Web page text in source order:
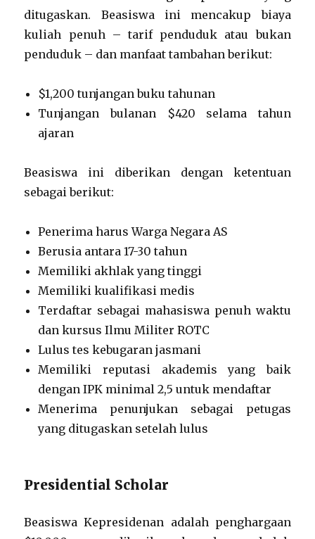
ditugaskan. Beasiswa ini mencakup biaya
kuliah penuh – tarif penduduk atau bukan
penduduk – dan manfaat tambahan berikut:
$1,200 tunjangan buku tahunan
Tunjangan bulanan $420 selama tahun
ajaran
Beasiswa ini diberikan dengan ketentuan
sebagai berikut:
Penerima harus Warga Negara AS
Berusia antara 17-30 tahun
Memiliki akhlak yang tinggi
Memiliki kualifikasi medis
Terdaftar sebagai mahasiswa penuh waktu
dan kursus Ilmu Militer ROTC
Lulus tes kebugaran jasmani
Memiliki reputasi akademis yang baik
dengan IPK minimal 2,5 untuk mendaftar
Menerima penunjukan sebagai petugas
yang ditugaskan setelah lulus
Presidential Scholar
Beasiswa Kepresidenan adalah penghargaan